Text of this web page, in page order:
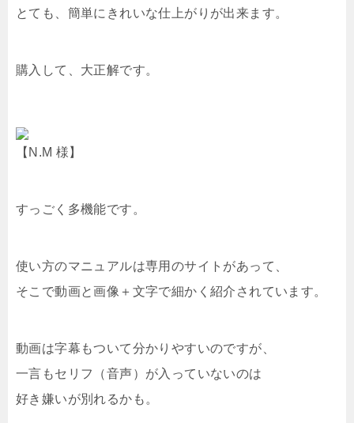
とても、簡単にきれいな仕上がりが出来ます。
購入して、大正解です。
【N.M 様】
すっごく多機能です。
使い方のマニュアルは専用のサイトがあって、
そこで動画と画像＋文字で細かく紹介されています。
動画は字幕もついて分かりやすいのですが、
一言もセリフ（音声）が入っていないのは
好き嫌いが別れるかも。